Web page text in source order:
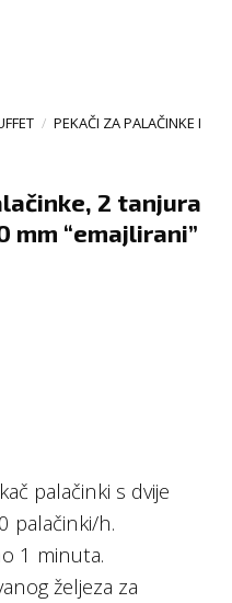
/ PEKAČI ZA PALAČINKE I
2 tanjura
mm “emajlirani”
palačinki s dvije
palačinki/h.
1 minuta.
željeza za